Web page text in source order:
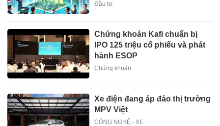
Đầu tư
Chứng khoán Kafi chuẩn bị
IPO 125 triệu cổ phiếu và phát
hành ESOP
Chứng khoán
Xe điện đang áp đảo thị trường
MPV Việt
CÔNG NGHỆ - XE